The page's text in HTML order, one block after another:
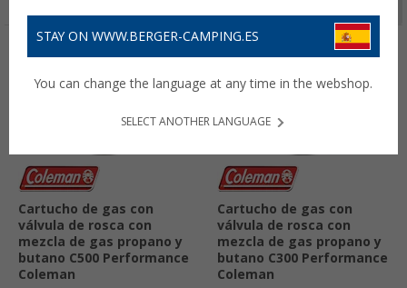
-23%
Cartucho de gas con
válvula de rosca con
mezcla de gas propano y
butano C500 Performance
Coleman
-17%
Cartucho de gas con
válvula de rosca con
mezcla de gas propano y
butano C300 Performance
Coleman
STAY ON WWW.BERGER-CAMPING.ES
You can change the language at any time in the webshop.
SELECT ANOTHER LANGUAGE